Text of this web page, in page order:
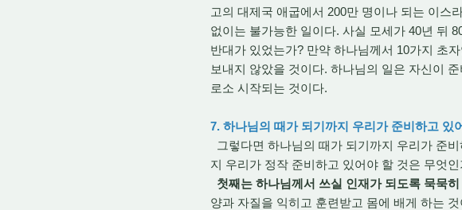
고의 대제국 애굽에서 200만 명이나 되는 이스
없이는 불가능한 일이다. 사실 모세가 40년 뒤
반대가 있었는가? 만약 하나님께서 10가지 초
보내지 않았을 것이다. 하나님의 일은 자신이
로소 시작되는 것이다.
7. 하나님의 때가 되기까지 우리가 준비하고 있
그렇다면 하나님의 때가 되기까지 우리가 준
지 우리가 정작 준비하고 있어야 할 것은 무엇
첫째는 하나님께서 쓰실 인재가 되도록 묵묵
양과 자질을 익히고 훈련받고 몸에 배게 하는